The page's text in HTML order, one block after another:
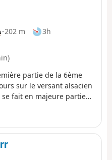
-202 m
3h
partie de la 6ème
sur le versant alsacien
se fait en majeure partie
sur lesquelles
Rouge accompagné de
Vosgien).